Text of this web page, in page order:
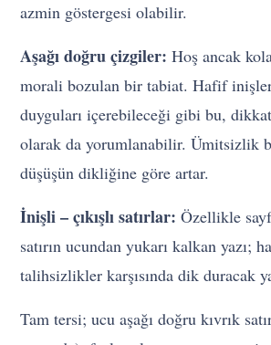
azmin göstergesi olabilir.
Aşağı doğru çizgiler: Hoş ancak
morali bozulan bir tabiat. Hafif
duyguları içerebileceği gibi bu,
olarak da yorumlanabilir. Ümitsizlik
düşüşün dikliğine göre artar.
İnişli – çıkışlı satırlar: Özellikle
satırın ucundan yukarı kalkan yazı;
talihsizlikler karşısında dik duracak
Tam tersi; ucu aşağı doğru kıvrık